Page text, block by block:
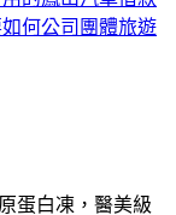
何公司團體旅遊
蛋白凍，醫美級